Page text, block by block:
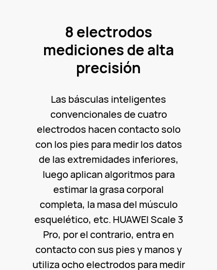
8 electrodos
mediciones de alta
precisión
Las básculas inteligentes
convencionales de cuatro
electrodos hacen contacto solo
con los pies para medir los datos
de las extremidades inferiores,
luego aplican algoritmos para
estimar la grasa corporal
completa, la masa del músculo
esquelético, etc. HUAWEI Scale 3
Pro, por el contrario, entra en
contacto con sus pies y manos y
utiliza ocho electrodos para medir